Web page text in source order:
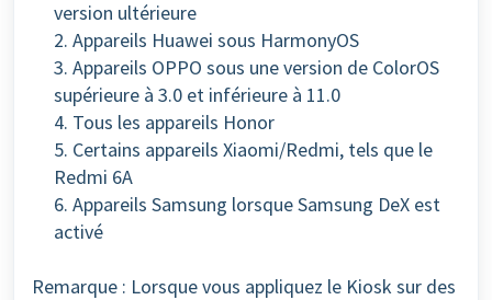
version ultérieure
2. Appareils Huawei sous HarmonyOS
3. Appareils OPPO sous une version de ColorOS
supérieure à 3.0 et inférieure à 11.0
4. Tous les appareils Honor
5. Certains appareils Xiaomi/Redmi, tels que le
Redmi 6A
6. Appareils Samsung lorsque Samsung DeX est
activé
Remarque : Lorsque vous appliquez le Kiosk sur des